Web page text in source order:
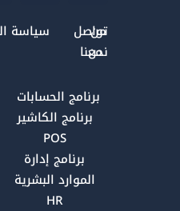
برنامج الحسابات
برنامج الكاشير
POS
برنامج إدارة
الموارد البشرية
HR
من
نحن
تواصل
معنا
سياسة e
b
o
k
k
i
n